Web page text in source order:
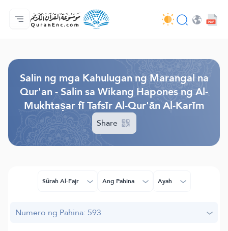
Ang Pangunahin
Indise ng mga Salin
Audio
Mga Serbisyo ng mga Developer - API
Tungkol
makipag-ugnayan sa amin
Ang Wika
Salin ng mga Kahulugan ng Marangal na
Qur'an - Salin sa Wikang Hapones ng Al-
Mukhtaṣar fī Tafsīr Al-Qur'ān Al-Karīm
Share
Sūrah Al-Fajr Ang Pahina Ayah
Numero ng Pahina: 593